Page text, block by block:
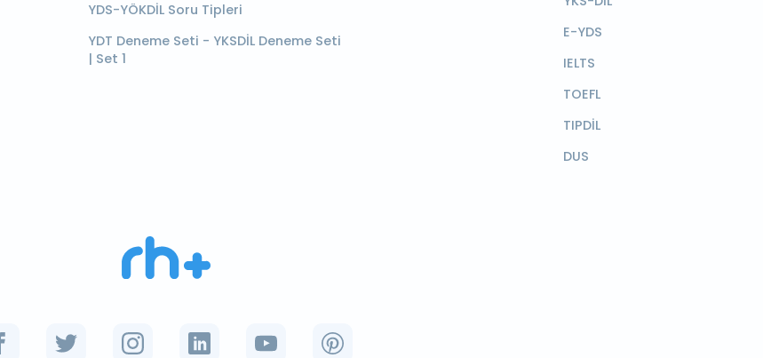
YDS-YÖKDİL Soru Tipleri
YDT Deneme Seti - YKSDİL Deneme Seti
| Set 1
E-YDS
IELTS
TOEFL
TIPDİL
DUS